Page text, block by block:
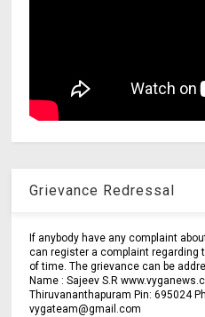
Grievance Redressal
If anybody have any complaint
can register a complaint regarding
of time. The grievance can be
Name : Sajeev S.R
Thiruvananthapuram Pin: 695024
vygateam@gmail.com